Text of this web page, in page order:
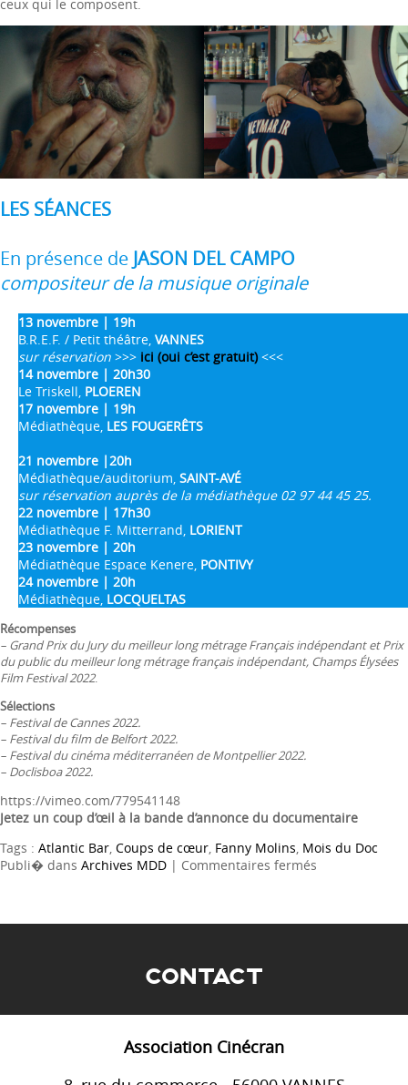
ceux qui le composent.
LES SÉANCES
En présence de JASON DEL CAMPO
compositeur de la musique originale
13 novembre | 19h
B.R.E.F. / Petit théâtre, VANNES
sur réservation >>> ici (oui c’est gratuit)<<<
14 novembre | 20h30
Le Triskell, PLOEREN
17 novembre | 19h
Médiathèque, LES FOUGERÊTS
21 novembre |20h
Médiathèque/auditorium, SAINT-AVÉ
sur réservation auprès de la médiathèque 02 97 44 45 25.
22 novembre | 17h30
Médiathèque F. Mitterrand, LORIENT
23 novembre | 20h
Médiathèque Espace Kenere, PONTIVY
24 novembre | 20h
Médiathèque, LOCQUELTAS
Récompenses
– Grand Prix du Jury du meilleur long métrage Français indépendant et Prix
du public du meilleur long métrage français indépendant, Champs Élysées
Film Festival 2022.
Sélections
– Festival de Cannes 2022.
– Festival du film de Belfort 2022.
– Festival du cinéma méditerranéen de Montpellier 2022.
– Doclisboa 2022.
https://vimeo.com/779541148
Jetez un coup d’œil à la bande d’annonce du documentaire
Tags : Atlantic Bar, Coups de cœur, Fanny Molins, Mois du Doc
Publi� dans Archives MDD | Commentaires fermés
CONTACT
Association Cinécran